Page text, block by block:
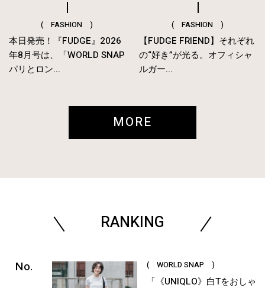
( FASHION )
本日発売！『FUDGE』2026
年8月号は、「WORLD SNAP
パリとロン...
( FASHION )
【FUDGE FRIEND】それぞれ
の“好き”が光る。オフィシャ
ルガー...
MORE
RANKING
( WORLD SNAP )
「《UNIQLO》白Tをおしゃ